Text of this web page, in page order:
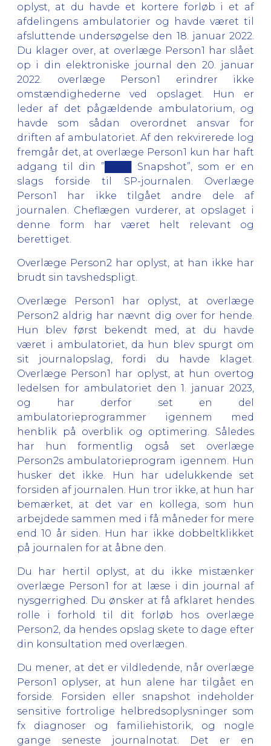
oplyst, at du havde et kortere forløb i et af
afdelingens ambulatorier og havde været til
afsluttende undersøgelse den 18. januar 2022.
Du klager over, at overlæge Person1 har slået
op i din elektroniske journal den 20. januar
2022. overlæge Person1 erindrer ikke
omstændighederne ved opslaget. Hun er
leder af det pågældende ambulatorium, og
havde som sådan overordnet ansvar for
driften af ambulatoriet. Af den rekvirerede log
fremgår det, at overlæge Person1 kun har haft
adgang til din ”████ Snapshot”, som er en
slags forside til SP-journalen. Overlæge
Person1 har ikke tilgået andre dele af
journalen. Cheflægen vurderer, at opslaget i
denne form har været helt relevant og
berettiget.
Overlæge Person2 har oplyst, at han ikke har
brudt sin tavshedspligt.
Overlæge Person1 har oplyst, at overlæge
Person2 aldrig har nævnt dig over for hende.
Hun blev først bekendt med, at du havde
været i ambulatoriet, da hun blev spurgt om
sit journalopslag, fordi du havde klaget.
Overlæge Person1 har oplyst, at hun overtog
ledelsen for ambulatoriet den 1. januar 2023,
og har derfor set en del
ambulatorieprogrammer igennem med
henblik på overblik og optimering. Således
har hun formentlig også set overlæge
Person2s ambulatorieprogram igennem. Hun
husker det ikke. Hun har udelukkende set
forsiden af journalen. Hun tror ikke, at hun har
bemærket, at det var en kollega, som hun
arbejdede sammen med i få måneder for mere
end 10 år siden. Hun har ikke dobbeltklikket
på journalen for at åbne den.
Du har hertil oplyst, at du ikke mistænker
overlæge Person1 for at læse i din journal af
nysgerrighed. Du ønsker at få afklaret hendes
rolle i forhold til dit forløb hos overlæge
Person2, da hendes opslag skete to dage efter
din konsultation med overlægen.
Du mener, at det er vildledende, når overlæge
Person1 oplyser, at hun alene har tilgået en
forside. Forsiden eller snapshot indeholder
sensitive fortrolige helbredsoplysninger som
fx diagnoser og familiehistorik, og nogle
gange seneste journalnotat. Det er en